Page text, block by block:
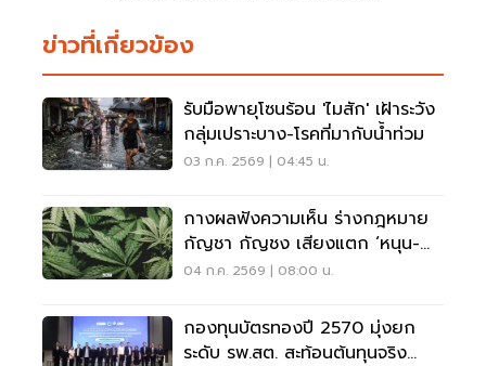
ข่าวที่เกี่ยวข้อง
รับมือพายุโซนร้อน 'ไมสัก' เฝ้าระวัง
กลุ่มเปราะบาง-โรคที่มากับน้ำท่วม
03 ก.ค. 2569 | 04:45 น.
กางผลฟังความเห็น ร่างกฎหมาย
กัญชา กัญชง เสียงแตก ‘หนุน-
ค้าน’ ทะลุพันคน
04 ก.ค. 2569 | 08:00 น.
กองทุนบัตรทองปี 2570 มุ่งยก
ระดับ รพ.สต. สะท้อนต้นทุนจริง